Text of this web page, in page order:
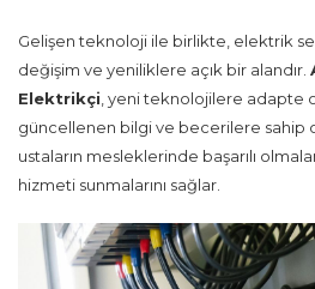
Gelişen teknoloji ile birlikte, elektrik
değişim ve yeniliklere açık bir alandır.
Elektrikçi , yeni teknolojilere adapte
güncellenen bilgi ve becerilere sahip
ustaların mesleklerinde başarılı
hizmeti sunmalarını sağlar.